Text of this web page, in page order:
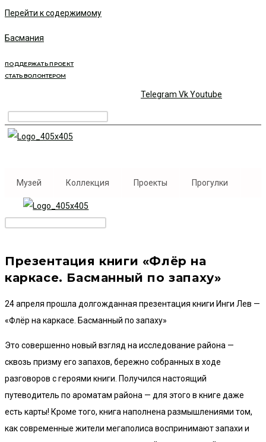
Перейти к содержимому
Басмания
ПОДДЕРЖАТЬ ПРОЕКТ
СТАТЬ ВОЛОНТЕРОМ
Telegram VkYoutube
Музей Коллекция Проекты Прогулки
Презентация книги «Флёр на
каркасе. Басманный по запаху»
24 апреля прошла долгожданная презентация книги Инги Лев —
«Флёр на каркасе. Басманный по запаху»
Это совершенно новый взгляд на исследование района —
сквозь призму его запахов, бережно собранных в ходе
разговоров с героями книги. Получился настоящий
путеводитель по ароматам района — для этого в книге даже
есть карты! Кроме того, книга наполнена размышлениями том,
как современные жители мегаполиса воспринимают запахи и